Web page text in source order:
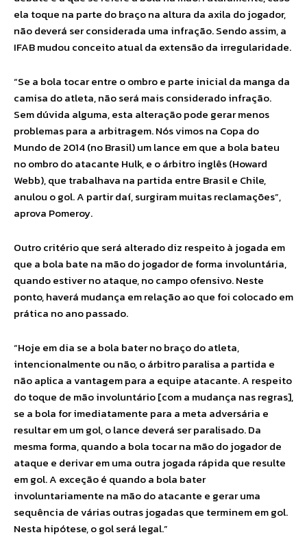
ela toque na parte do braço na altura da axila do jogador,
não deverá ser considerada uma infração. Sendo assim, a
IFAB mudou conceito atual da extensão da irregularidade.
“Se a bola tocar entre o ombro e parte inicial da manga da
camisa do atleta, não será mais considerado infração.
Sem dúvida alguma, esta alteração pode gerar menos
problemas para a arbitragem. Nós vimos na Copa do
Mundo de 2014 (no Brasil) um lance em que a bola bateu
no ombro do atacante Hulk, e o árbitro inglês (Howard
Webb), que trabalhava na partida entre Brasil e Chile,
anulou o gol. A partir daí, surgiram muitas reclamações”,
aprova Pomeroy.
Outro critério que será alterado diz respeito à jogada em
que a bola bate na mão do jogador de forma involuntária,
quando estiver no ataque, no campo ofensivo. Neste
ponto, haverá mudança em relação ao que foi colocado em
prática no ano passado.
“Hoje em dia se a bola bater no braço do atleta,
intencionalmente ou não, o árbitro paralisa a partida e
não aplica a vantagem para a equipe atacante. A respeito
do toque de mão involuntário [com a mudança nas regras],
se a bola for imediatamente para a meta adversária e
resultar em um gol, o lance deverá ser paralisado. Da
mesma forma, quando a bola tocar na mão do jogador de
ataque e derivar em uma outra jogada rápida que resulte
em gol. A exceção é quando a bola bater
involuntariamente na mão do atacante e gerar uma
sequência de várias outras jogadas que terminem em gol.
Nesta hipótese, o gol será legal.”